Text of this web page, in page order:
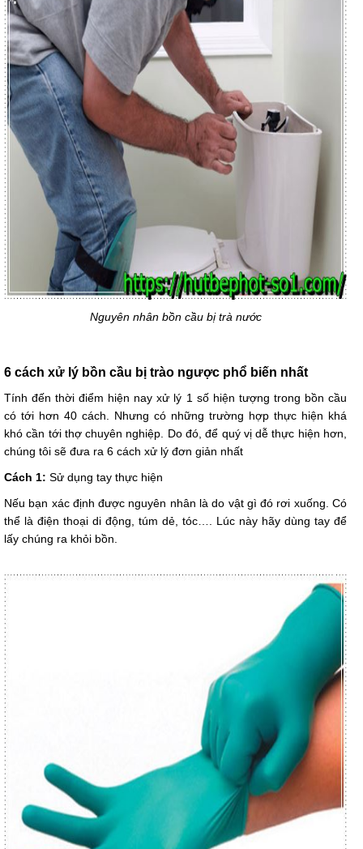
Nguyên nhân bồn cầu bị trà nước
6 cách xử lý bồn cầu bị trào ngược phổ biến nhất
Tính đến thời điểm hiện nay xử lý 1 số hiện tượng trong bồn cầu
có tới hơn 40 cách. Nhưng có những trường hợp thực hiện khá
khó cần tới thợ chuyên nghiệp. Do đó, để quý vị dễ thực hiện hơn,
chúng tôi sẽ đưa ra 6 cách xử lý đơn giản nhất
Cách 1: Sử dụng tay thực hiện
Nếu bạn xác định được nguyên nhân là do vật gì đó rơi xuống. Có
thể là điện thoại di động, túm dẻ, tóc…. Lúc này hãy dùng tay để
lấy chúng ra khỏi bồn.